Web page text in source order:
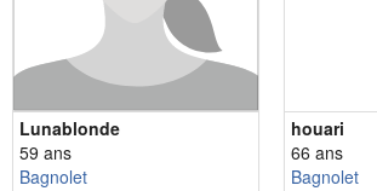
Lunablonde
59 ans
Bagnolet
houari
66 ans
Bagnolet